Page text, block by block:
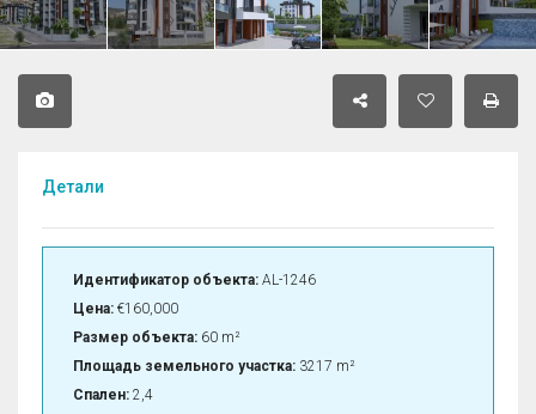
Детали
Идентификатор объекта: AL-1246
Цена: €160,000
Размер объекта: 60 m²
Площадь земельного участка: 3217 m²
Спален: 2,4